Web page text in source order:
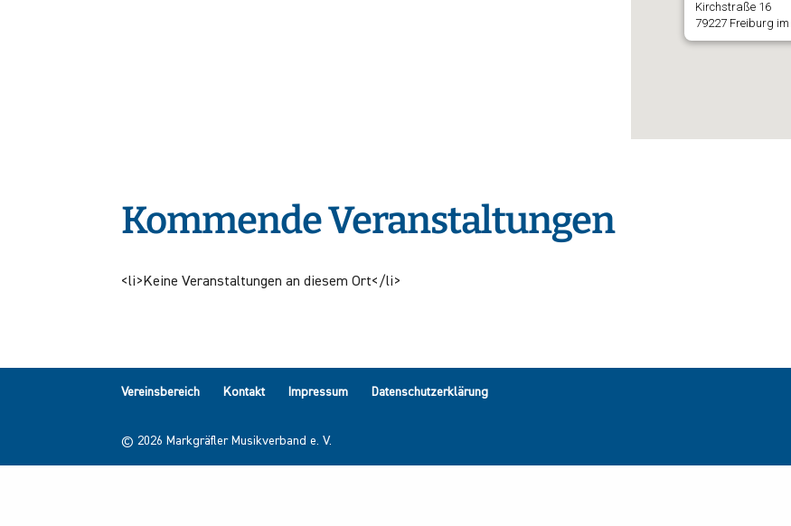
Kirchstraße 16
79227 Freiburg
Kommende Veranstaltungen
<li>Keine Veranstaltungen an diesem Ort</li>
Vereinsbereich Kontakt Impressum Datenschutzerklärung
©2026 Markgräfler Musikverband e. V.